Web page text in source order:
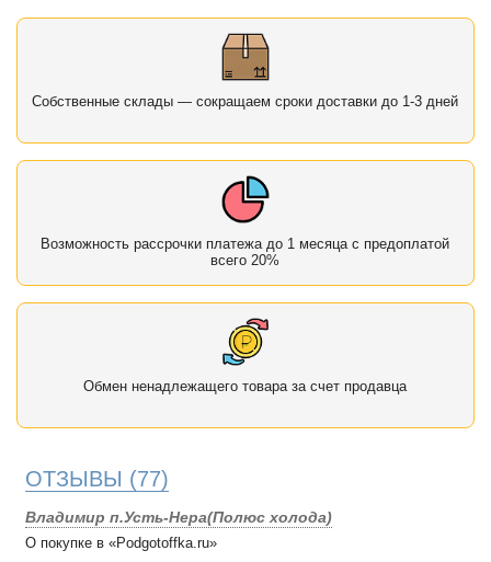
Собственные склады — сокращаем сроки доставки до 1-3 дней
Возможность рассрочки платежа до 1 месяца с предоплатой
всего 20%
Обмен ненадлежащего товара за счет продавца
ОТЗЫВЫ (77)
Владимир п.Усть-Нера(Полюс холода)
О покупке в «Podgotoffka.ru»